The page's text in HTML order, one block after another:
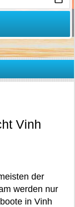
Vinh
der
werden nur
in Vinh